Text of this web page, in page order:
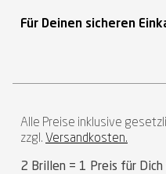
Für Deinen sicheren
Alle Preise inklusive
zzgl. Versandkosten.
2 Brillen = 1 Preis für Dich